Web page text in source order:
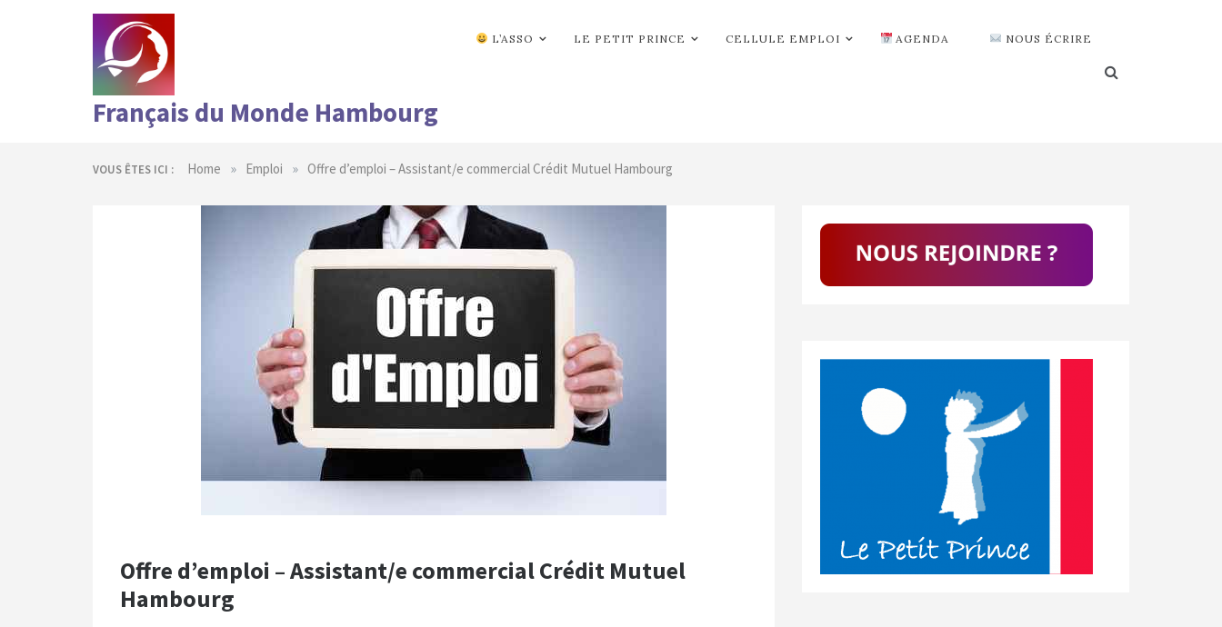
Français du Monde Hambourg
L’ASSO LE PETIT PRINCE CELLULE EMPLOI AGENDA NOUS ÉCRIRE
VOUS ÊTES ICI : Home » Emploi » Offre d’emploi – Assistant/e commercial Crédit Mutuel Hambourg
Offre d’emploi – Assistant/e commercial Crédit Mutuel
Hambourg